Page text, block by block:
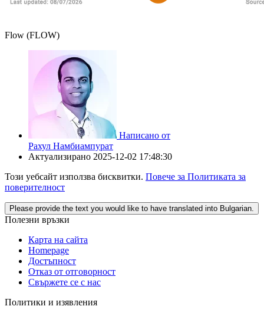
Flow (FLOW)
Написано от
Рахул Намбиампурат
Актуализирано 2025-12-02 17:48:30
Този уебсайт използва бисквитки. Повече за Политиката за
поверителност
Please provide the text you would like to have translated into Bulgarian.
Полезни връзки
Карта на сайта
Homepage
Достъпност
Отказ от отговорност
Свържете се с нас
Политики и изявления